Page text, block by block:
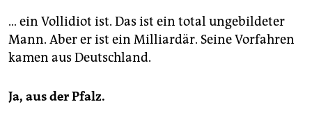
… ein Vollidiot ist. Das ist ein total ungebildeter
Mann. Aber er ist ein Milliardär. Seine Vorfahren
kamen aus Deutschland.
Ja, aus der Pfalz.